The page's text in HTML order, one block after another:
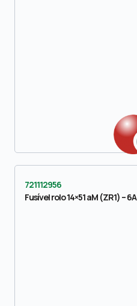
721112956
Fusível rolo 14×51 aM (ZR1) – 6A